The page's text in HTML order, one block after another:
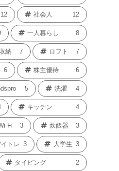
12 社会人 12
一人暮らし 8
収納 7 ロフト 7
6 株主優待 6
5 洗濯 4
キッチン 4
Fi 3 炊飯器 3
トレ 3 大学生 3
タイピング 2